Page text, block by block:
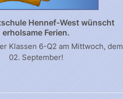
Hennef-West wünscht
erholsame Ferien.
Klassen 6-Q2 am Mittwoch, dem
02. September!